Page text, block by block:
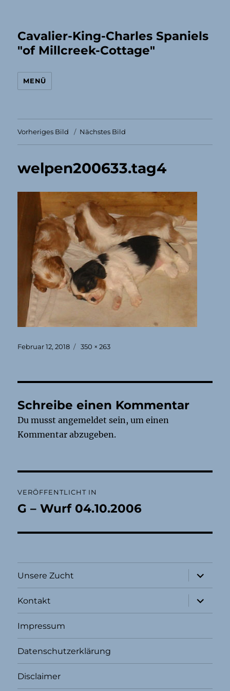
Cavalier-King-Charles Spaniels
"of Millcreek-Cottage"
MENÜ
Vorheriges Bild Nächstes Bild
welpen200633.tag4
Veröffentlicht
Februar 12, 2018 Originalgröße
350 × 263
Schreibe einen Kommentar
Du musstangemeldet sein, um einen
Kommentar abzugeben.
VERÖFFENTLICHT IN
G – Wurf 04.10.2006
Unsere Zucht
öffnen
Kontakt
öffnen
Impressum
Datenschutzerklärung
Disclaimer